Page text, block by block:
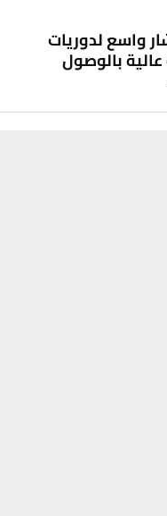
واسع لدوريات
عالية بالوصول